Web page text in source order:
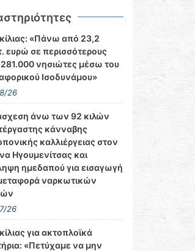
«Πάνω από 23,2
ευρώ σε περισσότερους
νησιώτες μέσω του
Ισοδυνάμου»
26
άνω των 92 κιλών
κάνναβης
καλλιέργειας στον
Ηγουμενίτσας και
ημεδαπού για εισαγωγή
ναρκωτικών
26
για ακτοπλοϊκά
«Πετύχαμε να μην